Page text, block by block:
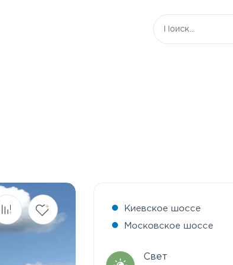
Киевское шоссе
Московское шоссе
Свет